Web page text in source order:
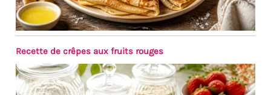
Recette de crêpes aux fruits rouges